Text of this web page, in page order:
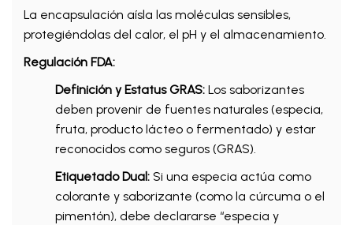
La encapsulación aísla las moléculas sensibles,
protegiéndolas del calor, el pH y el almacenamiento.
Regulación FDA:
Definición y Estatus GRAS: Los saborizantes
deben provenir de fuentes naturales (especia,
fruta, producto lácteo o fermentado) y estar
reconocidos como seguros (GRAS).
Etiquetado Dual: Si una especia actúa como
colorante y saborizante (como la cúrcuma o el
pimentón), debe declararse “especia y